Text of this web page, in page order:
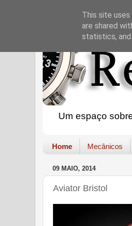
Um espaço
Home Mecânicos
09 MAIO, 2014
Aviator Bristol
This site
are shared
statistics,